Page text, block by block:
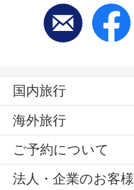
国内旅行
海外旅行
ご予約について
法人・企業のお客様